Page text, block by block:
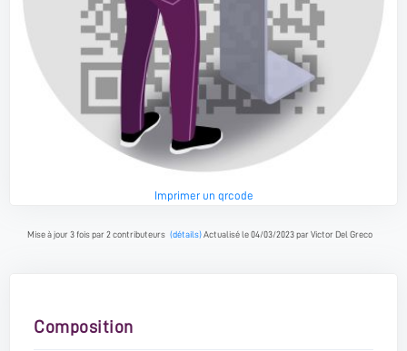
Composition
Imprimer un qrcode
Mise à jour 3 fois par 2 contributeurs (détails)Actualisé le 04/03/2023 par Victor Del Greco